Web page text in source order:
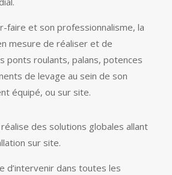
faire et son professionnalisme, la
mesure de réaliser et de
ponts roulants, palans, potences
de levage au sein de son
équipé, ou sur site.
réalise des solutions globales allant
sur site.
d’intervenir dans toutes les